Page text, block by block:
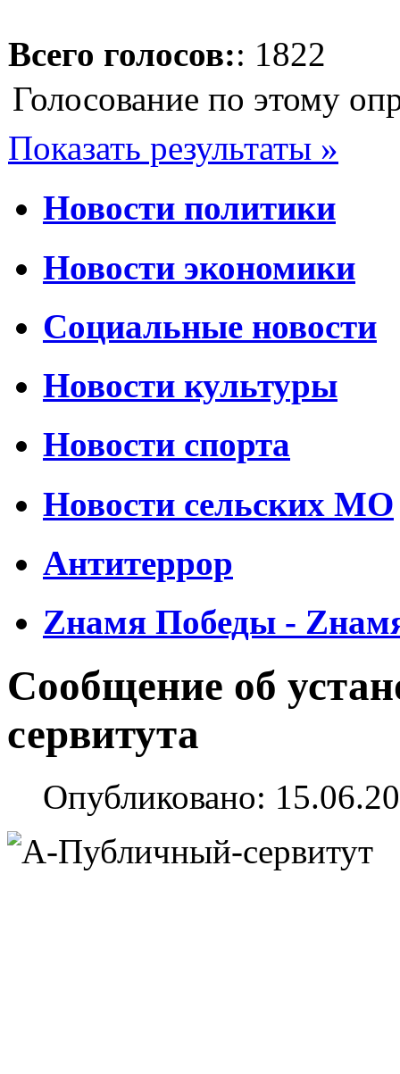
Всего голосов:: 1822
Голосование по этому
Показать результаты »
Новости политики
Новости экономики
Социальные новости
Новости культуры
Новости спорта
Новости сельских МО
Антитеррор
Zнамя Победы -
Сообщение об
сервитута
Опубликовано: